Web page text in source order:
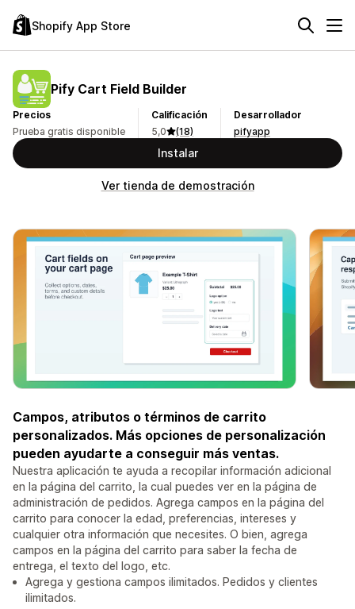
Shopify App Store
Pify Cart Field Builder
Precios
Prueba gratis disponible
Calificación
5,0
(18)
Desarrollador
pifyapp
Instalar
Ver tienda de demostración
Campos, atributos o términos de carrito
personalizados. Más opciones de personalización
pueden ayudarte a conseguir más ventas.
Nuestra aplicación te ayuda a recopilar información adicional
en la página del carrito, la cual puedes ver en la página de
administración de pedidos. Agrega campos en la página del
carrito para conocer la edad, preferencias, intereses y
cualquier otra información que necesites. O bien, agrega
campos en la página del carrito para saber la fecha de
entrega, el texto del logo, etc.
Agrega y gestiona campos ilimitados. Pedidos y clientes
ilimitados.